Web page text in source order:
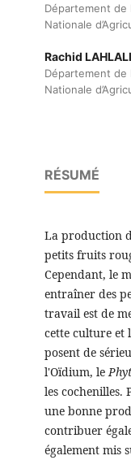
Département de
Nationale
Rachid LAHLALI
Département de
Nationale
RÉSUMÉ
La production
petits fruits
Cependant, le
entraîner des
travail est de
cette culture et
posent de
l'Oïdium, le
les cochenilles.
une bonne
contribuer
également mis